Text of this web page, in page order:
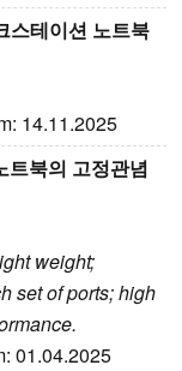
스테이션 노트북
14.11.2025
트북의 고정관념
weight;
set of ports; high
01.04.2025